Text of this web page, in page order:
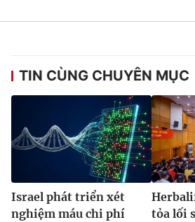
TIN CÙNG CHUYÊN MỤC
Israel phát triển xét
nghiệm máu chi phí
tỏa lối